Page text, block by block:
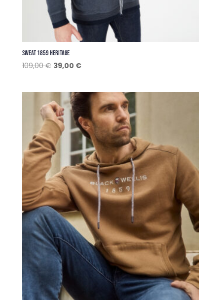
SWEAT 1859 HERITAGE
109,00€ Le
était :
109,00 €.
39,00 €Le
est :
39,00 €.